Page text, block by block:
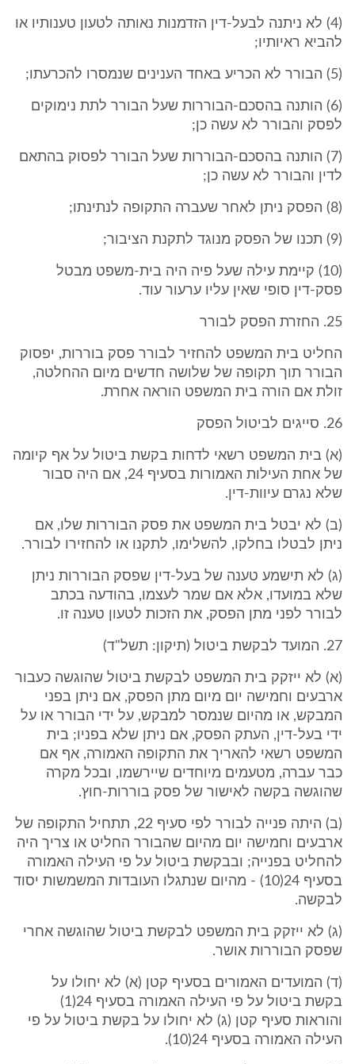
(4) לא ניתנה לבעל-דין הזדמנות נאותה לטעון טענותיו או
להביא ראיותיו;
(5) הבורר לא הכריע באחד הענינים שנמסרו להכרעתו;
(6) הותנה בהסכם-הבוררות שעל הבורר לתת נימוקים
לפסק והבורר לא עשה כן;
(7) הותנה בהסכם-הבוררות שעל הבורר לפסוק בהתאם
לדין והבורר לא עשה כן;
(8) הפסק ניתן לאחר שעברה התקופה לנתינתו;
(9) תכנו של הפסק מנוגד לתקנת הציבור;
(10) קיימת עילה שעל פיה היה בית-משפט מבטל
פסק-דין סופי שאין עליו ערעור עוד.
25. החזרת הפסק לבורר
החליט בית המשפט להחזיר לבורר פסק בוררות, יפסוק
הבורר תוך תקופה של שלושה חדשים מיום ההחלטה,
זולת אם הורה בית המשפט הוראה אחרת.
26. סייגים לביטול הפסק
(א) בית המשפט רשאי לדחות בקשת ביטול על אף קיומה
של אחת העילות האמורות בסעיף 24, אם היה סבור
שלא נגרם עיוות-דין.
(ב) לא יבטל בית המשפט את פסק הבוררות שלו, אם
ניתן לבטלו בחלקו, להשלימו, לתקנו או להחזירו לבורר.
(ג) לא תישמע טענה של בעל-דין שפסק הבוררות ניתן
שלא במועדו, אלא אם שמר לעצמו, בהודעה בכתב
לבורר לפני מתן הפסק, את הזכות לטעון טענה זו.
27. המועד לבקשת ביטול (תיקון: תשל"ד)
(א) לא ייזקק בית המשפט לבקשת ביטול שהוגשה כעבור
ארבעים וחמישה יום מיום מתן הפסק, אם ניתן בפני
המבקש, או מהיום שנמסר למבקש, על ידי הבורר או על
ידי בעל-דין, העתק הפסק, אם ניתן שלא בפניו; בית
המשפט רשאי להאריך את התקופה האמורה, אף אם
כבר עברה, מטעמים מיוחדים שיירשמו, ובכל מקרה
שהוגשה בקשה לאישור של פסק בוררות-חוץ.
(ב) היתה פנייה לבורר לפי סעיף 22, תתחיל התקופה של
ארבעים וחמישה יום מהיום שהבורר החליט או צריך היה
להחליט בפנייה; ובבקשת ביטול על פי העילה האמורה
בסעיף 24(10) - מהיום שנתגלו העובדות המשמשות יסוד
לבקשה.
(ג) לא ייזקק בית המשפט לבקשת ביטול שהוגשה אחרי
שפסק הבוררות אושר.
(ד) המועדים האמורים בסעיף קטן (א) לא יחולו על
בקשת ביטול על פי העילה האמורה בסעיף 24(1)
והוראות סעיף קטן (ג) לא יחולו על בקשת ביטול על פי
העילה האמורה בסעיף 24(10).